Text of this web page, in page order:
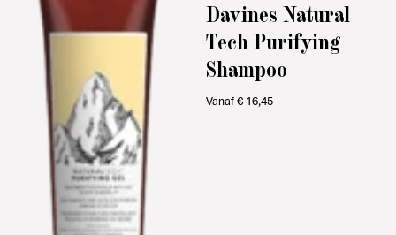
Davines Natural
Tech Purifying
Shampoo
Vanaf€16,45